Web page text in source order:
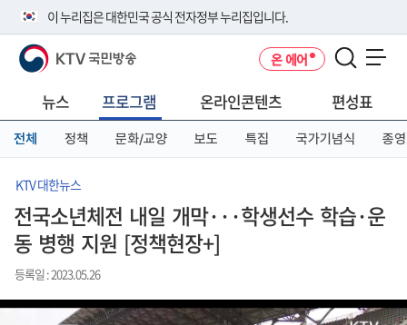
이 누리집은 대한민국 공식 전자정부 누리집입니다.
공식 누리집 주소 확인하기
니다.
이밖에 or.kr 또는 .kr등 다른 도메인 주소를 사용하고 있다면 아래 URL에
서 도메인 주소를 확인해 보세요
KTV 국민방송 온 에어
뉴스 프로그램 온라인콘텐츠 편성표
전체 정책 문화/교양 보도 특집 국가기념식 종영
KTV 대한뉴스
전국소년체전 내일 개막···학생선수 학습·운
동 병행 지원 [정책현장+]
등록일 : 2023.05.26